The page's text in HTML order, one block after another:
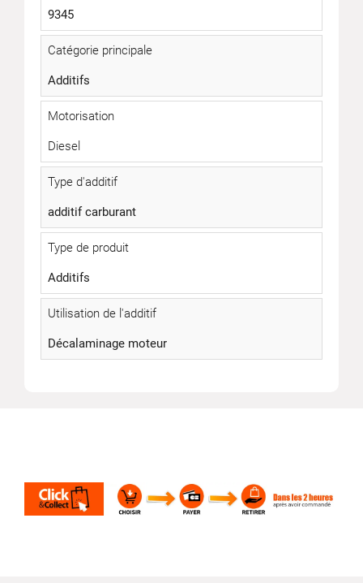
9345
Catégorie principale
Additifs
Motorisation
Diesel
Type d'additif
additif carburant
Type de produit
Additifs
Utilisation de l'additif
Décalaminage moteur